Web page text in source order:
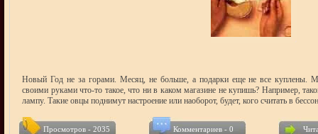
Новый Год не за горами. Месяц, не больше, а подарки еще не все куплены.
своими руками что-то такое, что ни в каком магазине не купишь? Например,
лампу. Такие овцы поднимут настроение или наоборот, будет, кого считать в
Просмотров - 2035 Комментариев - 0